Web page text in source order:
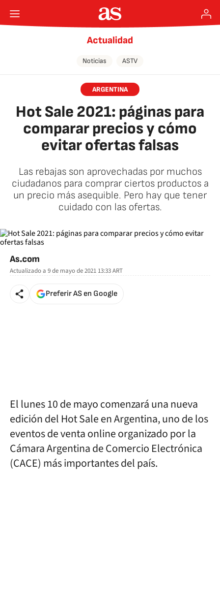
Actualidad
Noticias ASTV
ARGENTINA
Hot Sale 2021: páginas para
comparar precios y cómo
evitar ofertas falsas
Las rebajas son aprovechadas por muchos
ciudadanos para comprar ciertos productos a
un precio más asequible. Pero hay que tener
cuidado con las ofertas.
As.com
Actualizado a 9 de mayo de 2021 13:33ART
Preferir AS en Google
El lunes 10 de mayo comenzará una nueva
edición del Hot Sale en Argentina, uno de los
eventos de venta online organizado por la
Cámara Argentina de Comercio Electrónica
(CACE) más importantes del país.